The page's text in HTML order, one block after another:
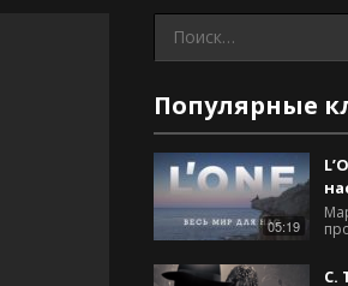
Найти:
Популярные
05:19
C.